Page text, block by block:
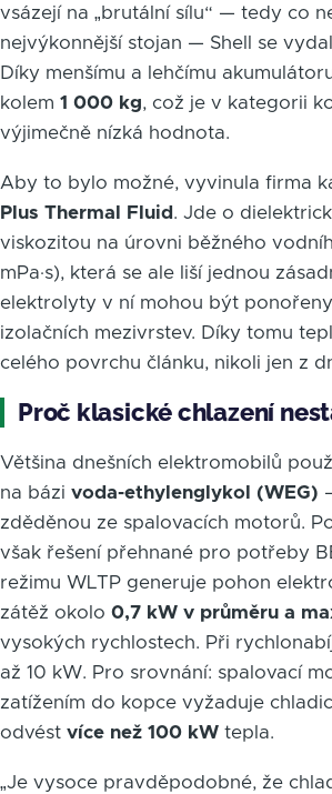
vsázejí na „brutální sílu“ — tedy co
nejvýkonnější stojan — Shell se
Díky menšímu a lehčímu
kolem 1 000 kg, což je v kategorii
výjimečně nízká hodnota.
Aby to bylo možné, vyvinula firma
Plus Thermal Fluid . Jde o
viskozitou na úrovni běžného
mPa·s), která se ale liší jednou
elektrolyty v ní mohou být
izolačních mezivrstev. Díky tomu
celého povrchu článku, nikoli jen z
Proč klasické chlazení
Většina dnešních elektromobilů
na bázi voda-ethylenglykol (WEG)
zděděnou ze spalovacích motorů.
však řešení přehnané pro potřeby
režimu WLTP generuje pohon
zátěž okolo 0,7 kW v průměru a
vysokých rychlostech. Při
až 10 kW. Pro srovnání: spalovací
zatížením do kopce vyžaduje
odvést více než 100 kW tepla.
„Je vysoce pravděpodobné, že